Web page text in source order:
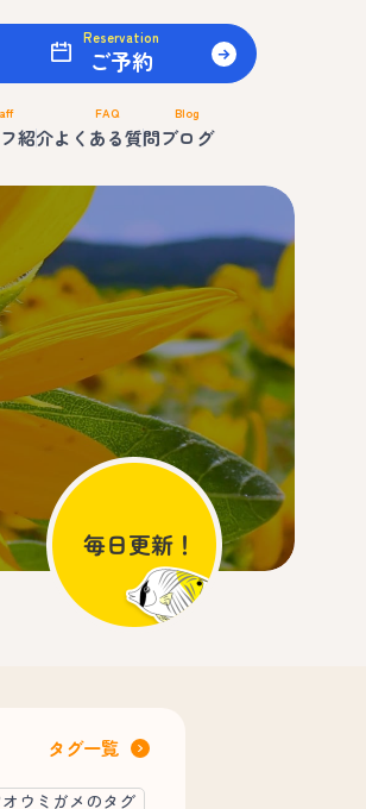
Reservation
ご予約
紹介
FAQ
よくある質問
Blog
ブログ
タグ一覧
ウミガメのタグ